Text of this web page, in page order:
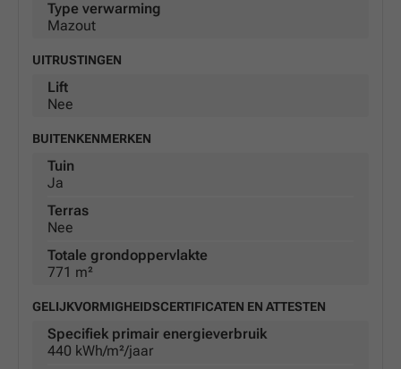
Type verwarming
Mazout
UITRUSTINGEN
Lift
Nee
BUITENKENMERKEN
Tuin
Ja
Terras
Nee
Totale grondoppervlakte
771 m²
GELIJKVORMIGHEIDSCERTIFICATEN EN ATTESTEN
Specifiek primair energieverbruik
440 kWh/m²/jaar